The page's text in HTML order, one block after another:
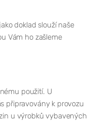
doklad slouží naše
Vám ho zašleme
použití. U
připravovány k provozu
u výrobků vybavených